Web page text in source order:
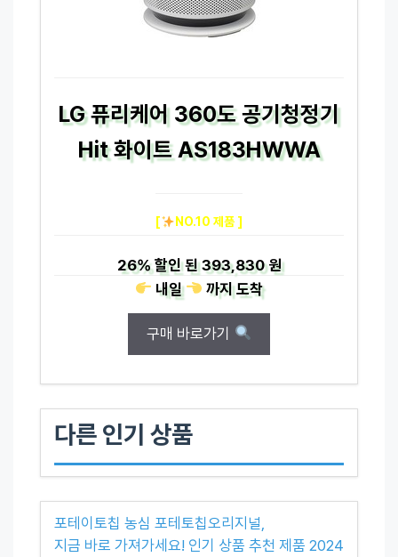
LG 퓨리케어 360도 공기청정기
Hit 화이트 AS183HWWA
[ NO.10 제품 ]
26%할인 된393,830 원
내일
까지도착
구매 바로가기
다른 인기 상품
포테이토칩 농심 포테토칩오리지널,
지금 바로 가져가세요! 인기 상품 추천 제품 2024